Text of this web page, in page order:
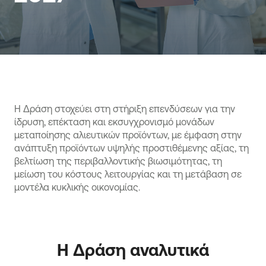
Η Δράση στοχεύει στη στήριξη επενδύσεων για την
ίδρυση, επέκταση και εκσυγχρονισμό μονάδων
μεταποίησης αλιευτικών προϊόντων, με έμφαση στην
ανάπτυξη προϊόντων υψηλής προστιθέμενης αξίας, τη
βελτίωση της περιβαλλοντικής βιωσιμότητας, τη
μείωση του κόστους λειτουργίας και τη μετάβαση σε
μοντέλα κυκλικής οικονομίας.
Η Δράση αναλυτικά